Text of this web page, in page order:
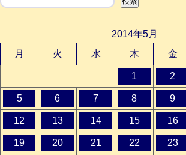
2014年5月
月
火 水 木 金
1 2
5 6 7 8 9
12 13 14 15 16
19 20 21 22 23